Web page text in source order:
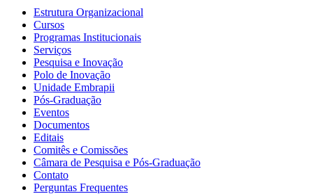
Estrutura Organizacional
Cursos
Programas Institucionais
Serviços
Pesquisa e Inovação
Polo de Inovação
Unidade Embrapii
Pós-Graduação
Eventos
Documentos
Editais
Comitês e Comissões
Câmara de Pesquisa e Pós-Graduação
Contato
Perguntas Frequentes